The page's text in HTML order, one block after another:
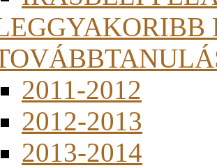
2011-2012
2012-2013
2013-2014